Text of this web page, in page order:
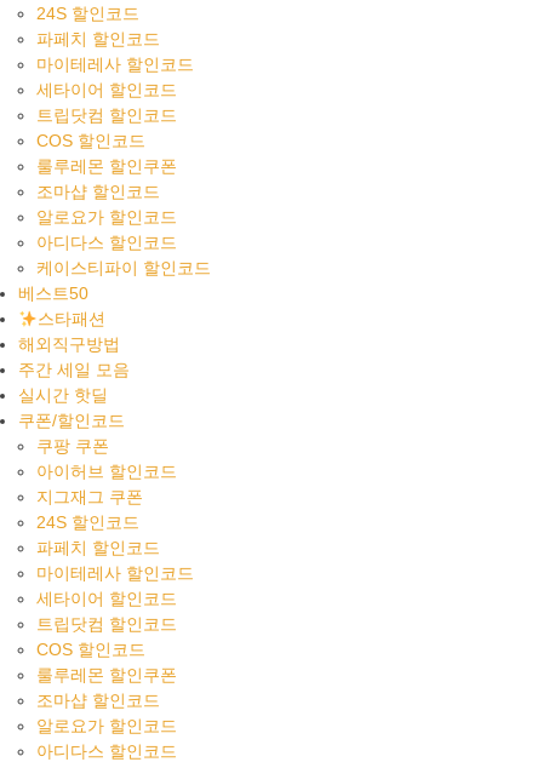
24S 할인코드
파페치 할인코드
마이테레사 할인코드
세타이어 할인코드
트립닷컴 할인코드
COS 할인코드
룰루레몬 할인쿠폰
조마샵 할인코드
알로요가 할인코드
아디다스 할인코드
케이스티파이 할인코드
베스트50
스타패션
해외직구방법
주간 세일 모음
실시간 핫딜
쿠폰/할인코드
쿠팡 쿠폰
아이허브 할인코드
지그재그 쿠폰
24S 할인코드
파페치 할인코드
마이테레사 할인코드
세타이어 할인코드
트립닷컴 할인코드
COS 할인코드
룰루레몬 할인쿠폰
조마샵 할인코드
알로요가 할인코드
아디다스 할인코드